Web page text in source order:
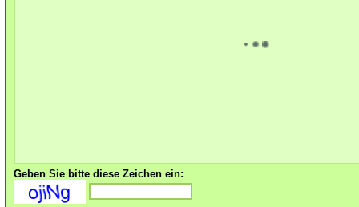
Geben Sie bitte diese Zeichen ein: